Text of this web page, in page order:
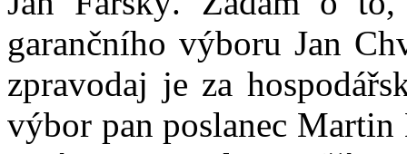
garančního výboru Jan
zpravodaj je za
výbor pan poslanec